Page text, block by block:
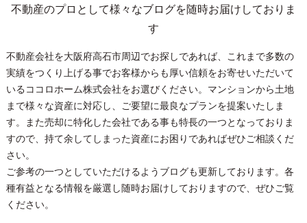
不動産のプロとして様々なブログを随時お届けしておりま
す
不動産会社を大阪府高石市周辺でお探しであれば、これまで多数の
実績をつくり上げる事でお客様からも厚い信頼をお寄せいただいて
いるココロホーム株式会社をお選びください。マンションから土地
まで様々な資産に対応し、ご要望に最良なプランを提案いたしま
す。また売却に特化した会社である事も特長の一つとなっておりま
すので、持て余してしまった資産にお困りであればぜひご相談くだ
さい。
ご参考の一つとしていただけるようブログも更新しております。各
種有益となる情報を厳選し随時お届けしておりますので、ぜひご覧
ください。